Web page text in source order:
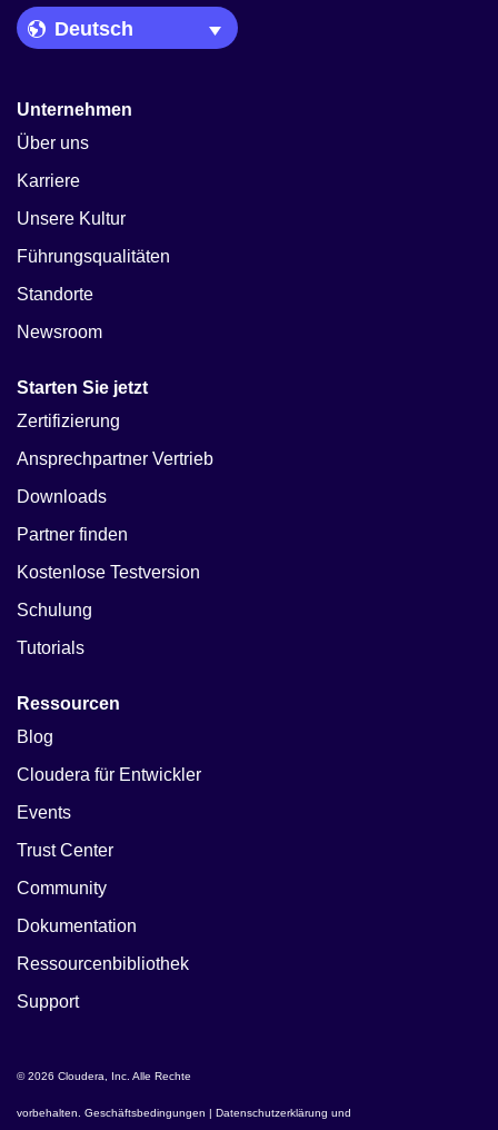
Language Picker
Unternehmen
Über uns
Karriere
Unsere Kultur
Führungsqualitäten
Standorte
Newsroom
Starten Sie jetzt
Zertifizierung
Ansprechpartner Vertrieb
Downloads
Partner finden
Kostenlose Testversion
Schulung
Tutorials
Ressourcen
Blog
Cloudera für Entwickler
Events
Trust Center
Community
Dokumentation
Ressourcenbibliothek
Support
© 2026 Cloudera, Inc. Alle Rechte
vorbehalten. Geschäftsbedingungen | Datenschutzerklärung und